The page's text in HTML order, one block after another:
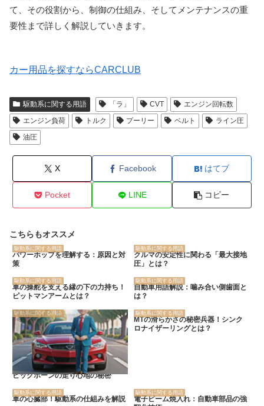
て、その役割から、制御の仕組み、そしてメンテナンスの重
要性まで詳しく解説していきます。
カー用品を探すならCARCLUB
駆動系に関する用語 「ラ」 CVT
エンジン回転数
エンジン負荷
トルク プーリー ベルト
ライン圧
油圧
X Facebook はてブ
Pocket LINE コピー
こちらもオススメ
駆動系に関する用語
パワーホップを理解する：原因と対
策
駆動系に関する用語
クルマの安定性に関わる「最大接地
圧」とは？
駆動系に関する用語
車の操舵を支える縁の下の力持ち！
ピットマンアームとは？
駆動系に関する用語
自動車用語解説：噛み合い側歯面と
は？
駆動系に関する用語
ビッグホーンの走り心地の秘密
駆動系に関する用語
MTの滑らかさの秘密兵器！シンク
ロナイザーリングとは？
駆動系に関する用語
車の心臓部！駆動系の仕組みを解説
駆動系に関する用語
電子ビーム焼入れ：自動車部品の強